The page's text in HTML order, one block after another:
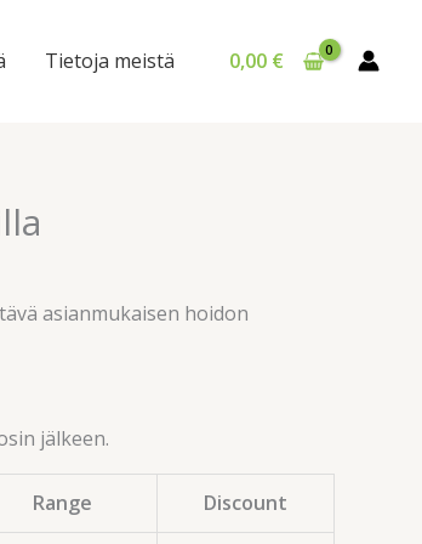
Tietoja meistä 0,00 €
asianmukaisen hoidon
jälkeen.
Range Discount